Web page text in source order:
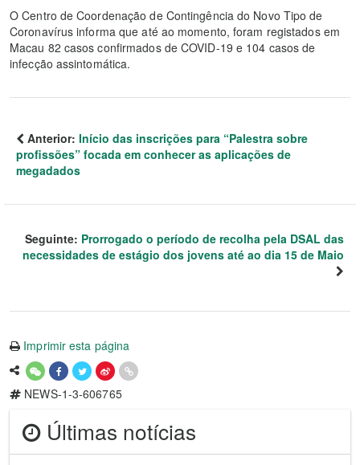
O Centro de Coordenação de Contingência do Novo Tipo de
Coronavírus informa que até ao momento, foram registados em
Macau 82 casos confirmados de COVID-19 e 104 casos de
infecção assintomática.
Anterior: Início das inscrições para “Palestra sobre
profissões” focada em conhecer as aplicações de
megadados
Seguinte: Prorrogado o período de recolha pela DSAL das
necessidades de estágio dos jovens até ao dia 15 de Maio
Imprimir esta página
NEWS-1-3-606765
Últimas notícias